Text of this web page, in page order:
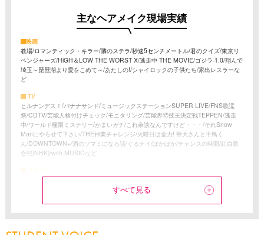
主なヘアメイク現場実績
映画
教場/ロマンティック・キラー/隣のステラ/秒速5センチメートル/君のクイズ/東京リ
ベンジャーズ/HiGH＆LOW THE WORST X/逃走中 THE MOVIE/ゴジラ-1.0/翔んで
埼玉～琵琶湖より愛をこめて～/あたしの!/シャイロックの子供たち/家出レスラーな
ど
TV
ヒルナンデス！/バナナサンド/ミュージックステーションSUPER LIVE/FNS歌謡
祭/CDTV/芸能人格付けチェック/モニタリング/芸能界特技王決定戦TEPPEN/逃走
中/ワールド極限ミステリー/かまいガチ/これ余談なんですけど・・・/それSnow
Manにやらせて下さい/THE神業チャレンジ/火曜日は全力! 華大さんと千鳥く
ん/DOWNTOWN+/酒のツマミになる話/ぐるナイ/ぽかぽか/チャンスの時間/紅白歌
合戦(NHK)/with MUSICなど
教場/This is I/地面師たち/シティーハンター/極悪女王/わかっていても/来世ではちゃ
んとします3/ONE DAY～聖夜のから騒ぎ～/春は短し恋せよ男子。/時をかけるな、
すべて見る